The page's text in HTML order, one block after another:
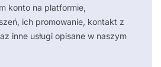
konto na platformie,
ich promowanie, kontakt z
inne usługi opisane w naszym